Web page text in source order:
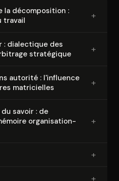
la dé­com­po­si­tion :
travail
+
: dialectique des
stratégique
+
autorité : l'influence
ma­tri­cielles
+
savoir : de
or­ga­ni­sa­tion­
+
+
+